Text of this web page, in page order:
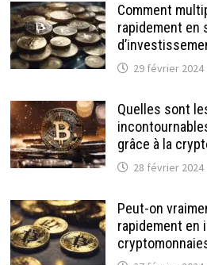
Comment
rapidement en
29 février 2024
Quelles sont
grâce à la
28 février 2024
Peut-on
rapidement en